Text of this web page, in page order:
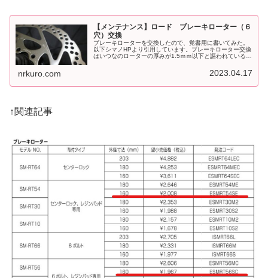
【メンテナンス】ロード ブレーキローター（６
穴）交換
ブレーキローターを交換したので、覚書用に書いてみた。
以下シマノHPより引用しています。ブレーキローター交換
はいつなのローターの厚みが1.5ｍｍ以下と謳われている洗
nrkuro.com 2023.04.17
↑関連記事